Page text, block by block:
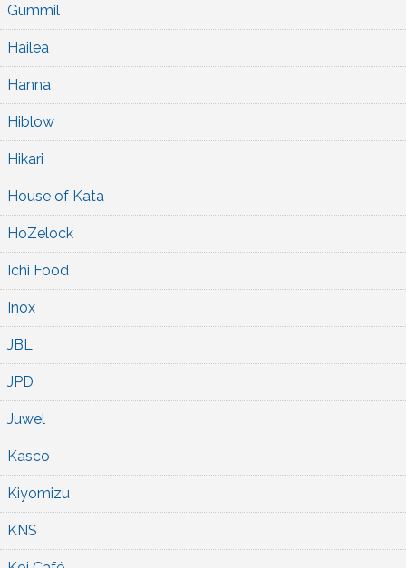
Gummil
Hailea
Hanna
Hiblow
Hikari
House of Kata
HoZelock
Ichi Food
Inox
JBL
JPD
Juwel
Kasco
Kiyomizu
KNS